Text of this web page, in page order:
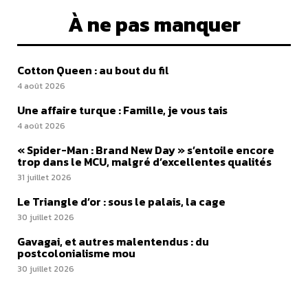
À ne pas manquer
Cotton Queen : au bout du fil
4 août 2026
Une affaire turque : Famille, je vous tais
4 août 2026
« Spider-Man : Brand New Day » s’entoile encore
trop dans le MCU, malgré d’excellentes qualités
31 juillet 2026
Le Triangle d’or : sous le palais, la cage
30 juillet 2026
Gavagai, et autres malentendus : du
postcolonialisme mou
30 juillet 2026